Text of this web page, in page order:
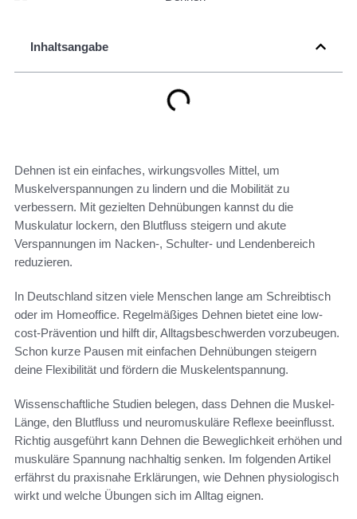
Inhaltsangabe
Dehnen ist ein einfaches, wirkungsvolles Mittel, um
Muskelverspannungen zu lindern und die Mobilität zu
verbessern. Mit gezielten Dehnübungen kannst du die
Muskulatur lockern, den Blutfluss steigern und akute
Verspannungen im Nacken-, Schulter- und Lendenbereich
reduzieren.
In Deutschland sitzen viele Menschen lange am Schreibtisch
oder im Homeoffice. Regelmäßiges Dehnen bietet eine low-
cost-Prävention und hilft dir, Alltagsbeschwerden vorzubeugen.
Schon kurze Pausen mit einfachen Dehnübungen steigern
deine Flexibilität und fördern die Muskelentspannung.
Wissenschaftliche Studien belegen, dass Dehnen die Muskel-
Länge, den Blutfluss und neuromuskuläre Reflexe beeinflusst.
Richtig ausgeführt kann Dehnen die Beweglichkeit erhöhen und
muskuläre Spannung nachhaltig senken. Im folgenden Artikel
erfährst du praxisnahe Erklärungen, wie Dehnen physiologisch
wirkt und welche Übungen sich im Alltag eignen.